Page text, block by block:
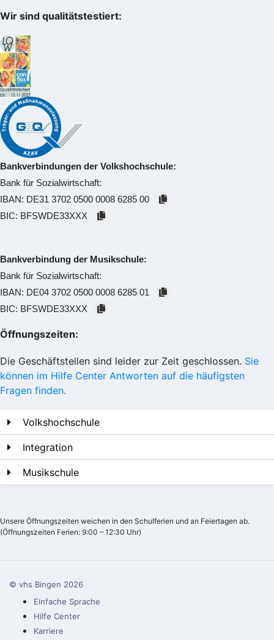
Wir sind qualitätstestiert:
Bankverbindungen der Volkshochschule:
Bank für Sozialwirtschaft:
IBAN: DE31 3702 0500 0008 6285 00
BIC: BFSWDE33XXX
Bankverbindung der Musikschule:
Bank für Sozialwirtschaft:
IBAN: DE04 3702 0500 0008 6285 01
BIC: BFSWDE33XXX
Öffnungszeiten:
Die Geschäftstellen sind leider zur Zeit geschlossen. Sie
können im Hilfe Center Antworten auf die häufigsten
Fragen finden.
Volkshochschule
Integration
Musikschule
Unsere Öffnungszeiten weichen in den Schulferien und an Feiertagen ab.
(Öffnungszeiten Ferien: 9:00 – 12:30 Uhr)
© vhs Bingen 2026
Einfache Sprache
Hilfe Center
Karriere